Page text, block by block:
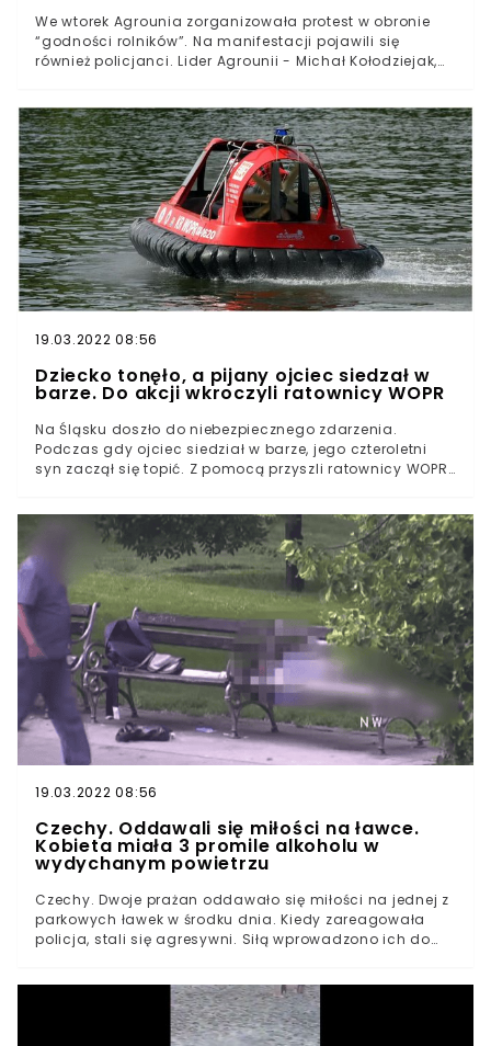
We wtorek Agrounia zorganizowała protest w obronie
“godności rolników”. Na manifestacji pojawili się
również policjanci. Lider Agrounii - Michał Kołodziejak,
19.03.2022 08:56
Dziecko tonęło, a pijany ojciec siedzał w
barze. Do akcji wkroczyli ratownicy WOPR
Na Śląsku doszło do niebezpiecznego zdarzenia.
Podczas gdy ojciec siedział w barze, jego czteroletni
syn zaczął się topić. Z pomocą przyszli ratownicy WOPR.
19.03.2022 08:56
Czechy. Oddawali się miłości na ławce.
Kobieta miała 3 promile alkoholu w
wydychanym powietrzu
Czechy. Dwoje prażan oddawało się miłości na jednej z
parkowych ławek w środku dnia. Kiedy zareagowała
policja, stali się agresywni. Siłą wprowadzono ich do